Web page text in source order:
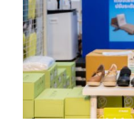
‘Care
Living’